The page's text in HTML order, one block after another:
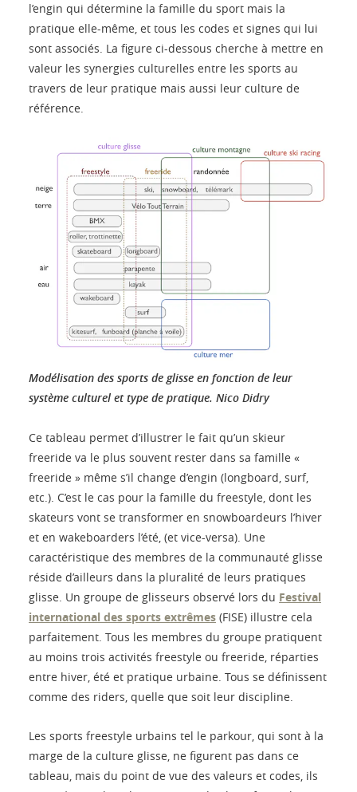
l’engin qui détermine la famille du sport mais la
pratique elle-même, et tous les codes et signes qui lui
sont associés. La figure ci-dessous cherche à mettre en
valeur les synergies culturelles entre les sports au
travers de leur pratique mais aussi leur culture de
référence.
Modélisation des sports de glisse en fonction de leur
système culturel et type de pratique. Nico Didry
Ce tableau permet d’illustrer le fait qu’un skieur
freeride va le plus souvent rester dans sa famille «
freeride » même s’il change d’engin (longboard, surf,
etc.). C’est le cas pour la famille du freestyle, dont les
skateurs vont se transformer en snowboardeurs l’hiver
et en wakeboarders l’été, (et vice-versa). Une
caractéristique des membres de la communauté glisse
réside d’ailleurs dans la pluralité de leurs pratiques
glisse. Un groupe de glisseurs observé lors du Festival
international des sports extrêmes (FISE) illustre cela
parfaitement. Tous les membres du groupe pratiquent
au moins trois activités freestyle ou freeride, réparties
entre hiver, été et pratique urbaine. Tous se définissent
comme des riders, quelle que soit leur discipline.
Les sports freestyle urbains tel le parkour, qui sont à la
marge de la culture glisse, ne figurent pas dans ce
tableau, mais du point de vue des valeurs et codes, ils